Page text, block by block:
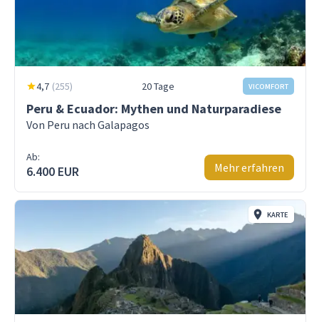
4,7 (255) 20 Tage VICOMFORT
Peru & Ecuador: Mythen und Naturparadiese
Von Peru nach Galapagos
Ab:
6.400 EUR Mehr erfahren
KARTE